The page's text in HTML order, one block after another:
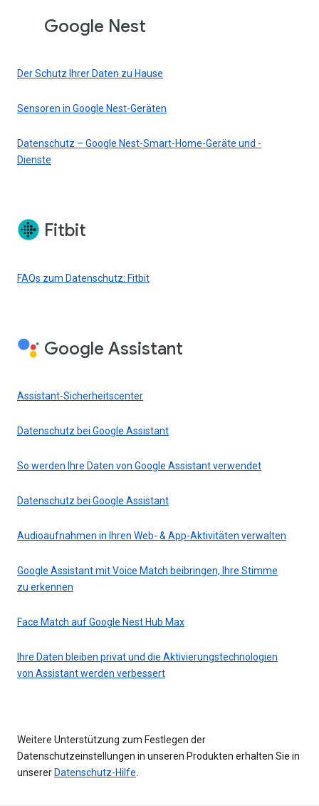
Google Nest
Der Schutz Ihrer Daten zu Hause
Sensoren in Google Nest-Geräten
Datenschutz – Google Nest-Smart-Home-Geräte und -
Dienste
Fitbit
FAQs zum Datenschutz: Fitbit
Google Assistant
Assistant-Sicherheitscenter
Datenschutz bei Google Assistant
So werden Ihre Daten von Google Assistant verwendet
Datenschutz bei Google Assistant
Audioaufnahmen in Ihren Web- & App-Aktivitäten verwalten
Google Assistant mit Voice Match beibringen, Ihre Stimme
zu erkennen
Face Match auf Google Nest Hub Max
Ihre Daten bleiben privat und die Aktivierungstechnologien
von Assistant werden verbessert
Weitere Unterstützung zum Festlegen der
Datenschutzeinstellungen in unseren Produkten erhalten Sie in
unserer Datenschutz-Hilfe.